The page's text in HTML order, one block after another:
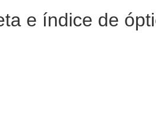
e índice de